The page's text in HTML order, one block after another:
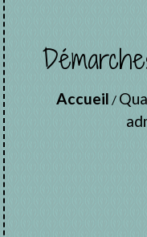
Accueil /